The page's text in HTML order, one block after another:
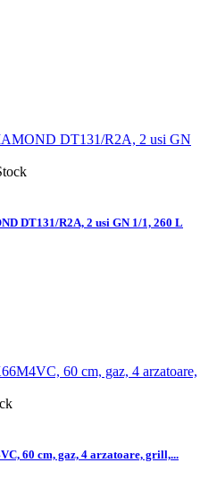
DT131/R2A, 2 usi GN 1/1, 260 L
60 cm, gaz, 4 arzatoare, grill,...